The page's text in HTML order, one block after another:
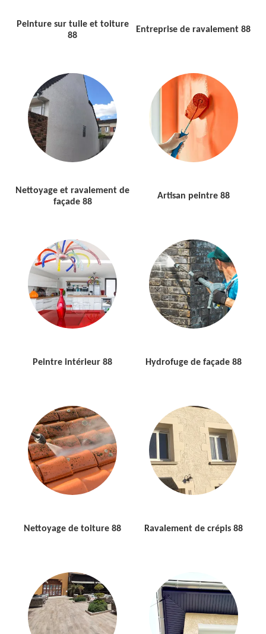
Peinture sur tuile et toiture
88
Entreprise de ravalement 88
Nettoyage et ravalement de
façade 88
Artisan peintre 88
Peintre intérieur 88 Hydrofuge de façade 88
Nettoyage de toiture 88 Ravalement de crépis 88